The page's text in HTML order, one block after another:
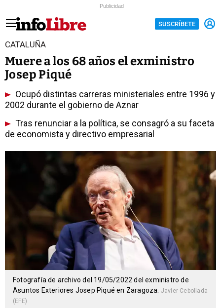
Publicidad
SUSCRÍBETE
CATALUÑA
Muere a los 68 años el exministro
Josep Piqué
Ocupó distintas carreras ministeriales entre 1996 y
2002 durante el gobierno de Aznar
Tras renunciar a la política, se consagró a su faceta
de economista y directivo empresarial
Fotografía de archivo del 19/05/2022 del exministro de
Asuntos Exteriores Josep Piqué en Zaragoza. Javier Cebollada
(EFE)